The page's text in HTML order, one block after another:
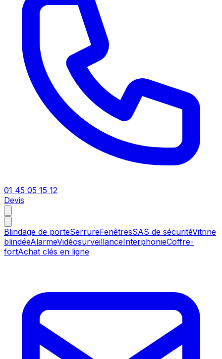
01 45 05 15 12
Devis
Blindage de porteSerrureFenêtresSAS de sécuritéVitrine
blindéeAlarmeVidéosurveillanceInterphonieCoffre-
fortAchat clés en ligne